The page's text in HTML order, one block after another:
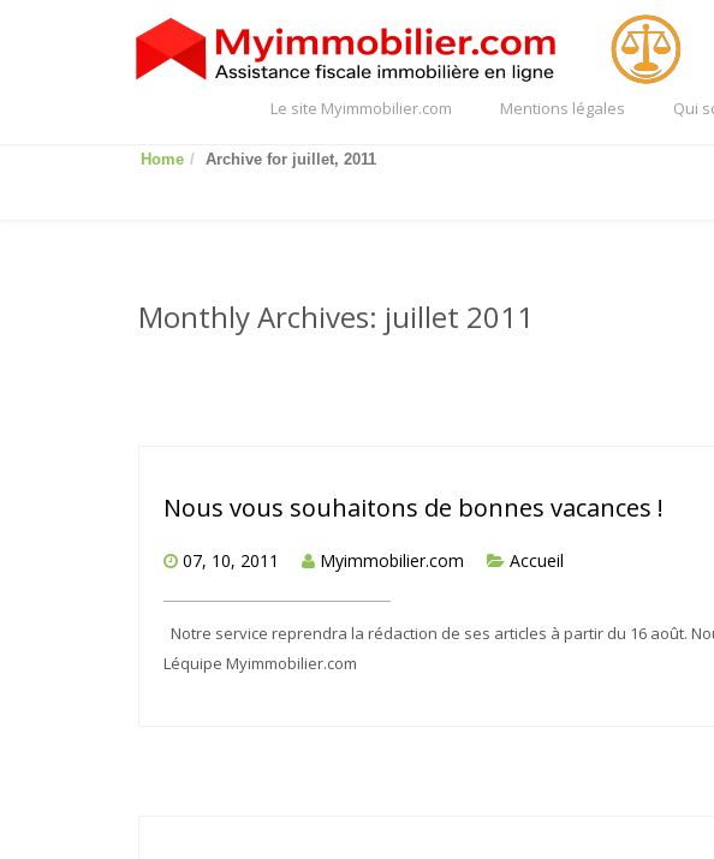
Le site Myimmobilier.com Mentions légales Qui
Home Archive for juillet, 2011
Monthly Archives: juillet 2011
Nous vous souhaitons de bonnes vacances !
07, 10, 2011 Myimmobilier.com Accueil
Notre service reprendra la rédaction de ses articles à partir du 16 août.
Léquipe Myimmobilier.com